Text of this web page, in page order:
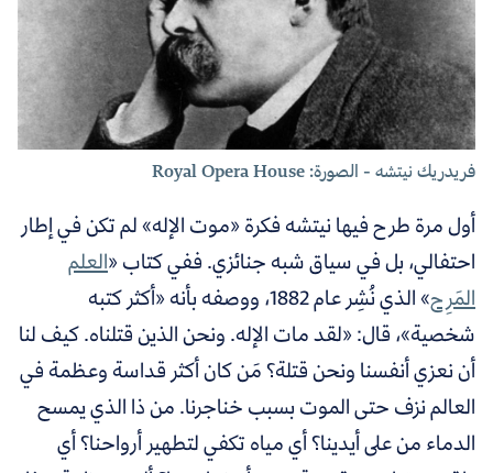
فريدريك نيتشه - الصورة: Royal Opera House
أول مرة طرح فيها نيتشه فكرة «موت الإله» لم تكن في إطار
احتفالي، بل في سياق شبه جنائزي. ففي كتاب «العلم
المَرِح
» الذي نُشِر عام 1882، ووصفه بأنه «أكثر كتبه
شخصية»، قال: «لقد مات الإله. ونحن الذين قتلناه. كيف لنا
أن نعزي أنفسنا ونحن قتلة؟ مَن كان أكثر قداسة وعظمة في
العالم نزف حتى الموت بسبب خناجرنا. من ذا الذي يمسح
الدماء من على أيدينا؟ أي مياه تكفي لتطهير أرواحنا؟ أي